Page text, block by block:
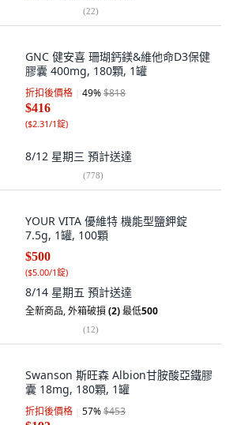
(22)
GNC 健安喜 珊瑚鈣鎂&維他命D3保健
膠囊 400mg, 180顆, 1罐
折扣後價格 49%$818
$416
($2.31/1錠)
8/12 星期三 預計送達
(778)
YOUR VITA 優維特 機能型鹽鉀錠
7.5g, 1罐, 100顆
$500
($5.00/1錠)
8/14 星期五 預計送達
全新商品,外箱破損 (2)最低500
(12)
Swanson 斯旺森 Albion甘胺酸亞鐵膠
囊 18mg, 180顆, 1罐
折扣後價格 57%$453